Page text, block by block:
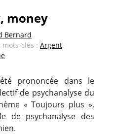
money
Bernard
, mots-clés : Argent,
prononcée dans le
de psychanalyse du
« Toujours plus »,
de psychanalyse des